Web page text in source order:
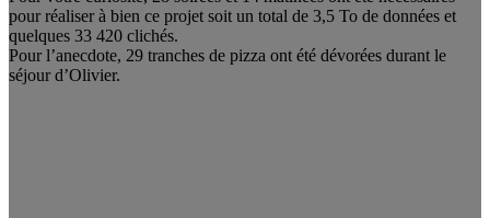
pour réaliser à bien ce projet soit un total de 3,5 To de données et
quelques 33 420 clichés.
Pour l’anecdote, 29 tranches de pizza ont été dévorées durant le
séjour d’Olivier.